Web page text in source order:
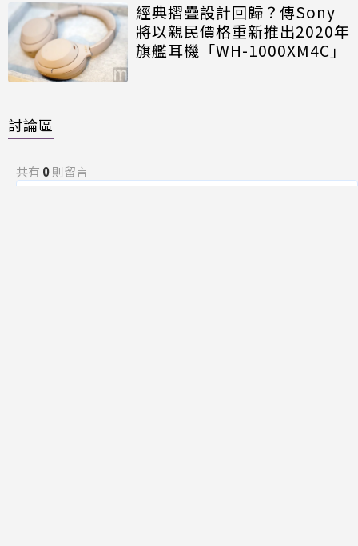
經典摺疊設計回歸？傳Sony
將以親民價格重新推出2020年
旗艦耳機「WH-1000XM4C」
討論區
共有 0則留言